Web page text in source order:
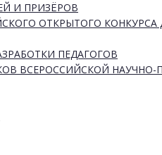
И ПРИЗЁРОВ
ОТКРЫТОГО КОНКУРСА
ПЕДАГОГОВ
ВСЕРОССИЙСКОЙ